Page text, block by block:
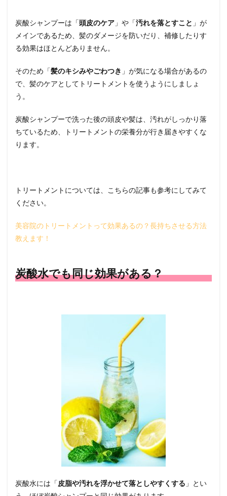
炭酸シャンプーは「頭皮のケア 」や「汚れを落とすこと 」が
メインであるため、髪のダメージを防いだり、補修したりす
る効果はほとんどありません。
そのため「髪のキシみやごわつき 」が気になる場合があるの
で、髪のケアとしてトリートメントを使うようにしましょ
う。
炭酸シャンプーで洗った後の頭皮や髪は、汚れがしっかり落
ちているため、トリートメントの栄養分が行き届きやすくな
ります。
トリートメントについては、こちらの記事も参考にしてみて
ください。
美容院のトリートメントって効果あるの？長持ちさせる方法
教えます！
炭酸水でも同じ効果がある？
炭酸水には「皮脂や汚れを浮かせて落としやすくする 」とい